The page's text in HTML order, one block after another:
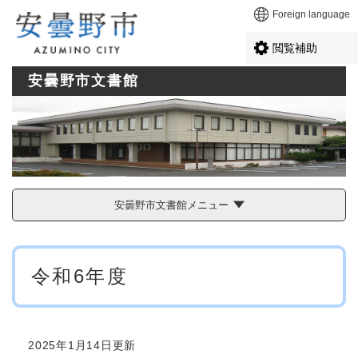
メニューを飛ばして本文へ Foreign language
閲覧補助
安曇野市文書館
安曇野市文書館メニュー
本
令和6年度
2025年1月14日更新